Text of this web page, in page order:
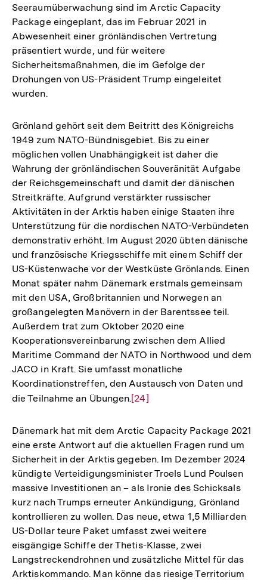
Auflösung
der
Fußnote
Seeraumüberwachung sind im Arctic Capacity
Package eingeplant, das im Februar 2021 in
Abwesenheit einer grönländischen Vertretung
präsentiert wurde, und für weitere
Sicherheitsmaßnahmen, die im Gefolge der
Drohungen von US-Präsident Trump eingeleitet
wurden.
Grönland gehört seit dem Beitritt des Königreichs
1949 zum NATO-Bündnisgebiet. Bis zu einer
möglichen vollen Unabhängigkeit ist daher die
Wahrung der grönländischen Souveränität Aufgabe
der Reichsgemeinschaft und damit der dänischen
Streitkräfte. Aufgrund verstärkter russischer
Aktivitäten in der Arktis haben einige Staaten ihre
Unterstützung für die nordischen NATO-Verbündeten
demonstrativ erhöht. Im August 2020 übten dänische
und französische Kriegsschiffe mit einem Schiff der
US-Küstenwache vor der Westküste Grönlands. Einen
Monat später nahm Dänemark erstmals gemeinsam
mit den USA, Großbritannien und Norwegen an
großangelegten Manövern in der Barentssee teil.
Außerdem trat zum Oktober 2020 eine
Kooperationsvereinbarung zwischen dem Allied
Maritime Command der NATO in Northwood und dem
JACO in Kraft. Sie umfasst monatliche
Koordinationstreffen, den Austausch von Daten und
die Teilnahme an Übungen.Zur
der
Fußnote
[24]
Dänemark hat mit dem Arctic Capacity Package 2021
eine erste Antwort auf die aktuellen Fragen rund um
Sicherheit in der Arktis gegeben. Im Dezember 2024
kündigte Verteidigungsminister Troels Lund Poulsen
massive Investitionen an – als Ironie des Schicksals
kurz nach Trumps erneuter Ankündigung, Grönland
kontrollieren zu wollen. Das neue, etwa 1,5 Milliarden
US-Dollar teure Paket umfasst zwei weitere
eisgängige Schiffe der Thetis-Klasse, zwei
Langstreckendrohnen und zusätzliche Mittel für das
Arktiskommando. Man könne das riesige Territorium